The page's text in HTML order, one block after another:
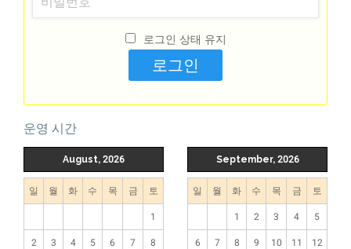
로그인 상태 유지
운영 시간
August, 2026
일 월 화 수 목 금 토
1
2 3 4 5 6 7 8
September, 2026
일 월 화 수 목 금 토
1 2 3 4 5
6 7 8 9 10 11 12